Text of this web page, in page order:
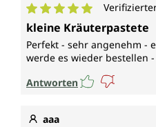
Durchschnittliche
kleine Kräuterpastete
Perfekt - sehr angenehm -
werde es wieder bestellen -
Antworten
aaa